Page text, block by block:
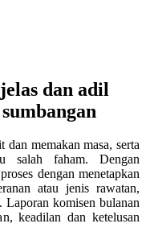
dan adil
memakan masa, serta
salah faham. Dengan
dengan menetapkan
atau jenis rawatan,
Laporan komisen bulanan
keadilan dan ketelusan